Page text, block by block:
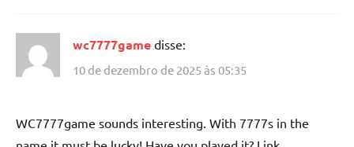
wc7777game disse:
10 de dezembro de 2025 às 05:35
WC7777game sounds interesting. With 7777s in the